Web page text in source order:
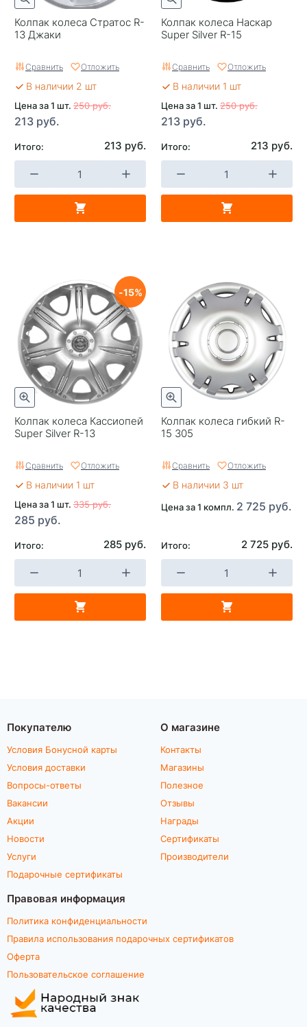
Колпак колеса Стратос R-
13 Джаки
Сравнить Отложить
В наличии 2 шт
Цена за 1 шт. 250 руб.
213 руб.
Итого: 213 руб.
Колпак колеса Наскар
Super Silver R-15
Сравнить Отложить
В наличии 1 шт
Цена за 1 шт. 250 руб.
213 руб.
Итого: 213 руб.
Колпак колеса Кассиопей
Super Silver R-13
15
Сравнить Отложить
В наличии 1 шт
Цена за 1 шт. 335 руб.
285 руб.
Итого: 285 руб.
Колпак колеса гибкий R-
15 305
Сравнить Отложить
В наличии 3 шт
Цена за 1 компл. 2 725 руб.
Итого: 2 725 руб.
Покупателю
Условия Бонусной карты
Условия доставки
Вопросы-ответы
Вакансии
Акции
Новости
Услуги
Подарочные сертификаты
О магазине
Контакты
Магазины
Полезное
Отзывы
Награды
Сертификаты
Производители
Правовая информация
Политика конфиденциальности
Правила использования подарочных сертификатов
Оферта
Пользовательское соглашение